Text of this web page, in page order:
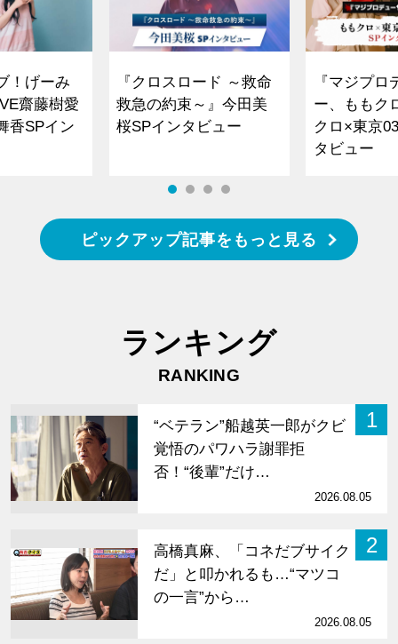
！げーみ
齋藤樹愛
香SPイン
『クロスロード ～救命
救急の約束～』今田美
桜SPインタビュー
『マジプロ
ー、ももク
クロ×東京
タビュー
ピックアップ記事をもっと見る
ランキング
RANKING
1
“ベテラン”船越英一郎がクビ
覚悟のパワハラ謝罪拒
否！“後輩”だけ…
2026.08.05
2
高橋真麻、「コネだブサイク
だ」と叩かれるも…“マツコ
の一言”から…
2026.08.05